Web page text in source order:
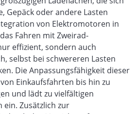
Gepäck oder andere Lasten
von Elektromotoren in
Fahren mit Zweirad-
effizient, sondern auch
selbst bei schwereren Lasten
Die Anpassungsfähigkeit dieser
Einkaufsfahrten bis hin zu
und lädt zu vielfältigen
ein. Zusätzlich zur